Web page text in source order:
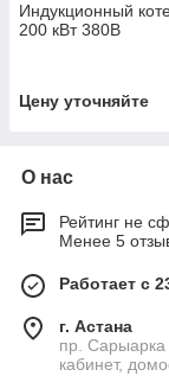
Индукционный
200 кВт 380В
Цену уточняйте
О нас
Рейтинг не
Менее 5
Работает с
г. Астана
пр.
кабинет,